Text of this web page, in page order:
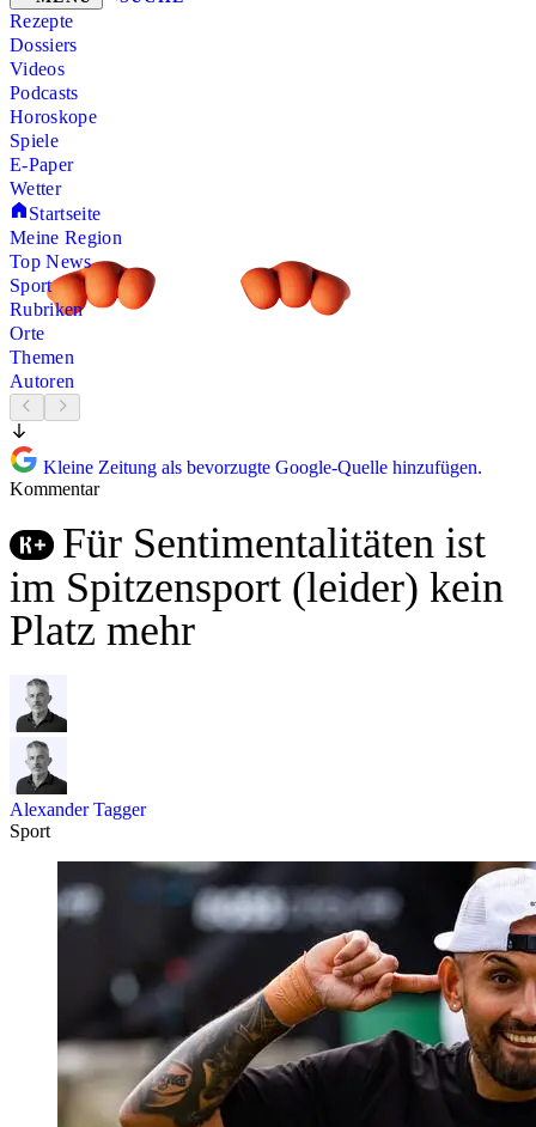
Rezepte
Dossiers
Videos
Podcasts
Horoskope
Spiele
E-Paper
Wetter
Startseite
Meine Region
Top News
Sport
Rubriken
Orte
Themen
Autoren
Kleine Zeitung als bevorzugte Google-Quelle hinzufügen.
Kommentar
Für Sentimentalitäten ist
im Spitzensport (leider) kein
Platz mehr
Alexander Tagger
Sport